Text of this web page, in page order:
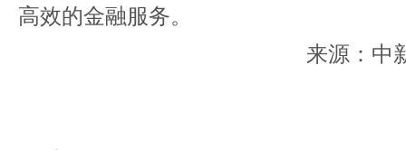
高效的金融服务。
来源：中